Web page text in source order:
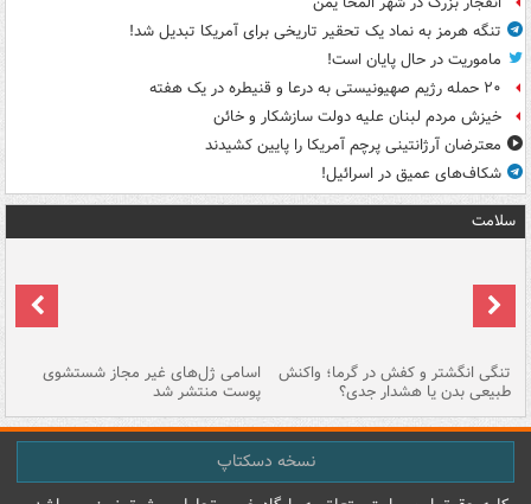
تنگه هرمز به نماد یک تحقیر تاریخی برای آمریکا تبدیل شد!
ماموریت در حال پایان است!
۲۰ حمله رژیم صهیونیستی به درعا و قنیطره در یک هفته
خیزش مردم لبنان علیه دولت سازشکار و خائن
معترضان آرژانتینی پرچم آمریکا را پایین کشیدند
شکاف‌های عمیق در اسرائیل!
سلامت
تنگی انگشتر و کفش در گرما؛ واکنش
طبیعی بدن یا هشدار جدی؟
اسامی ژل‌های غیر مجاز شستشوی
پوست منتشر شد
نسخه دسکتاپ